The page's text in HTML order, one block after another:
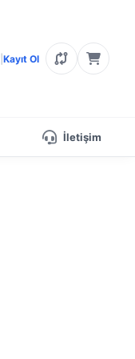
Kayıt Ol
İletişim